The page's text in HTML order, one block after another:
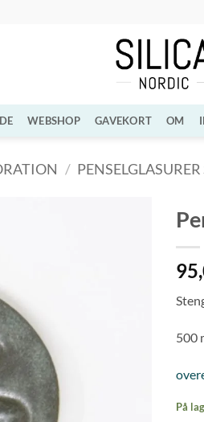
WEBSHOP GAVEKORT OM
/
500
På